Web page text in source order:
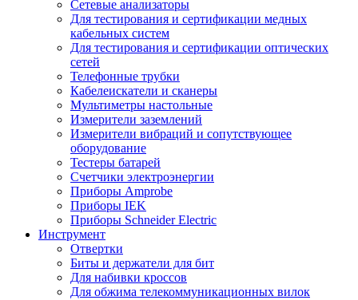
Сетевые анализаторы
Для тестирования и сертификации медных
кабельных систем
Для тестирования и сертификации оптических
сетей
Телефонные трубки
Кабелеискатели и сканеры
Мультиметры настольные
Измерители заземлений
Измерители вибраций и сопутствующее
оборудование
Тестеры батарей
Счетчики электроэнергии
Приборы Amprobe
Приборы IEK
Приборы Schneider Electric
Инструмент
Отвертки
Биты и держатели для бит
Для набивки кроссов
Для обжима телекоммуникационных вилок